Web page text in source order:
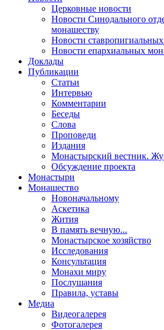
Церковные новости
Новости Синодального
монашеству
Новости
Новости епархиальных
Доклады
Публикации
Статьи
Интервью
Комментарии
Беседы
Слова
Проповеди
Издания
Монастырский вестник.
Обсуждение проекта
Монастыри
Монашество
Новоначальному
Аскетика
Жития
В память вечную...
Монастырское хозяйство
Исследования
Консультация
Монахи миру
Послушания
Правила, уставы
Медиа
Видеогалерея
Фотогалерея